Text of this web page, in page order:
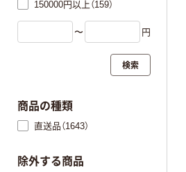
150000円以上（159）
〜 円
検索
商品の種類
直送品（1643）
除外する商品